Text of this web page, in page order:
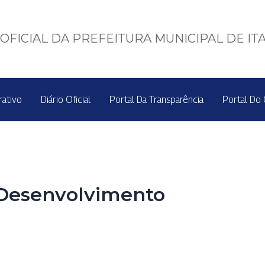
DA PREFEITURA MUNICIPAL DE
Diário Oficial Portal Da Transparência Portal Do